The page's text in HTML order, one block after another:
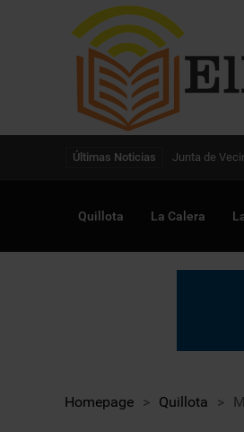
Últimas Noticias Digitalización
Quillota La Calera
Homepage > Quillota >